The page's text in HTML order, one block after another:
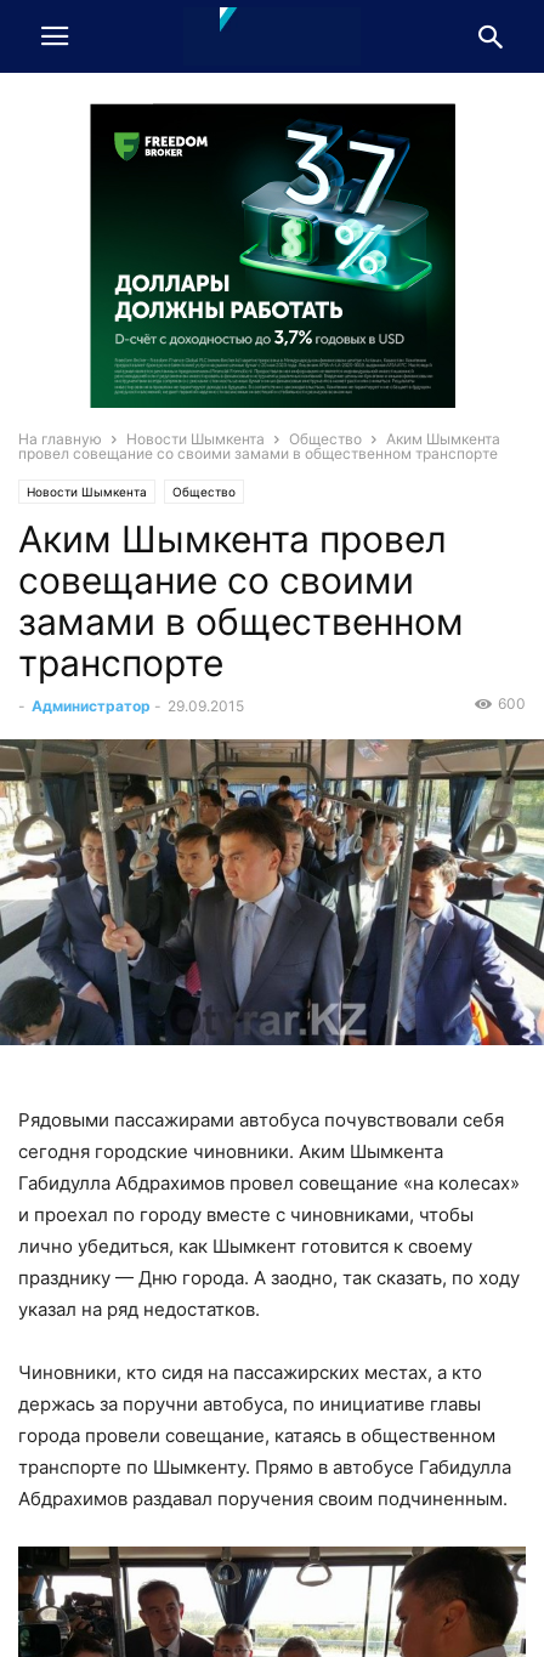
На главную Новости Шымкента Общество
Аким Шымкента
провел совещание со своими замами в общественном транспорте
Новости Шымкента Общество
Аким Шымкента провел
совещание со своими
замами в общественном
транспорте
- Администратор - 29.09.2015 600
Рядовыми пассажирами автобуса почувствовали себя
сегодня городские чиновники. Аким Шымкента
Габидулла Абдрахимов провел совещание «на колесах»
и проехал по городу вместе с чиновниками, чтобы
лично убедиться, как Шымкент готовится к своему
празднику — Дню города. А заодно, так сказать, по ходу
указал на ряд недостатков.
Чиновники, кто сидя на пассажирских местах, а кто
держась за поручни автобуса, по инициативе главы
города провели совещание, катаясь в общественном
транспорте по Шымкенту. Прямо в автобусе Габидулла
Абдрахимов раздавал поручения своим подчиненным.